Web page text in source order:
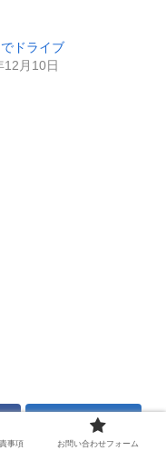
ドライブ
12月10日
はてブ
事項 お問い合わせフォーム